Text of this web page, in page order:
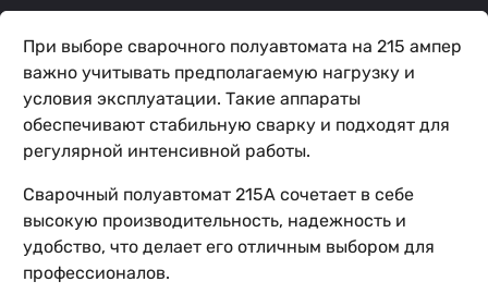
При выборе сварочного полуавтомата на 215 ампер
важно учитывать предполагаемую нагрузку и
условия эксплуатации. Такие аппараты
обеспечивают стабильную сварку и подходят для
регулярной интенсивной работы.
Сварочный полуавтомат 215А сочетает в себе
высокую производительность, надежность и
удобство, что делает его отличным выбором для
профессионалов.